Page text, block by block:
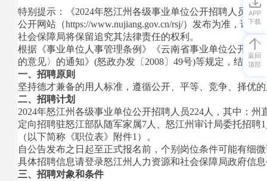
特别提示：《2024年怒江州各级事业单位公开招聘人员公
公开网站（https://www.nujiang.gov.cn/rsj/）发布为准，请
社会保障局将保留追究其法律责任的权利。
根据《事业单位人事管理条例》《云南省事业单位公开招
的意见〉的通知》(怒政办发〔2008〕49号)等规定，结合
一、招聘原则
坚持德才兼备的用人标准，遵循公开、平等、竞争、择优
二、招聘计划
2024年怒江州各级事业单位公开招聘人员224人，其中：
定向招聘驻怒江部队随军家属7人、怒江州审计局委托招
（以下简称《职位表》附件1）。
自公告发布之日起至正式报名前，个别岗位条件可能有细
具体招聘信息请登录怒江州人力资源和社会保障局政府信息
三、招聘对象和条件
APP
下载
返回
顶部